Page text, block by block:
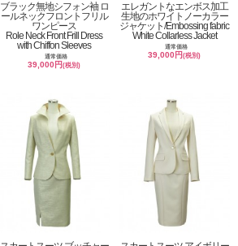
ブラック無地シフォン袖 ロ
ールネックフロントフリル
ワンピース
Role Neck Front Frill Dress
with Chiffon Sleeves
通常価格
39,000円(税別)
エレガントなエンボス加工
生地のホワイトノーカラー
ジャケット/Embossing fabric
White Collarless Jacket
通常価格
39,000円(税別)